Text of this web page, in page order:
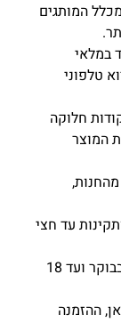
המותגים
תמיד במלאי
טלפוני
חלוקה
המוצר
עד חצי
אנו זמינים עבורכם בכל יום מהשעה 9 בבוקר ועד 18
ההזמנה